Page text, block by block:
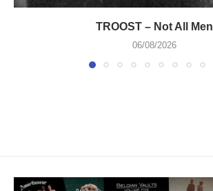
TROOST – Not All Men
06/08/2026